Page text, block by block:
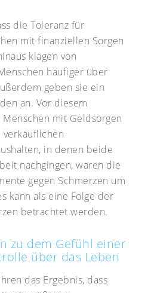
die Toleranz für
mit finanziellen Sorgen
klagen von
häufiger über
geben sie ein
an. Vor diesem
mit Geldsorgen
in denen beide
nachgingen, waren die
gegen Schmerzen um
kann als eine Folge der
betrachtet werden.
zu dem Gefühl einer
über das Leben
das Ergebnis, dass